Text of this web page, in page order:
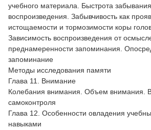
учебного материала. Быстрота
воспроизведения. Забывчивость как
истощаемости и тормозимости коры
Зависимость воспроизведения от
преднамеренности запоминания.
запоминание
Методы исследования памяти
Глава 11. Внимание
Колебания внимания. Объем внимания.
самоконтроля
Глава 12. Особенности овладения
навыками